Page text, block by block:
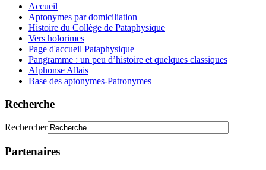
Accueil
Aptonymes par domiciliation
Histoire du Collège de Pataphysique
Vers holorimes
Page d'accueil Pataphysique
Pangramme : un peu d’histoire et quelques classiques
Alphonse Allais
Base des aptonymes-Patronymes
Recherche
Rechercher
Partenaires